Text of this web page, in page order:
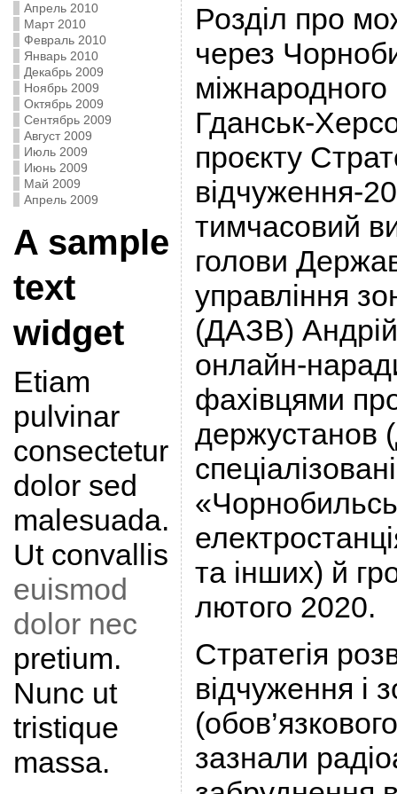
Апрель 2010
Март 2010
Февраль 2010
Январь 2010
Декабрь 2009
Ноябрь 2009
Октябрь 2009
Сентябрь 2009
Август 2009
Июль 2009
Июнь 2009
Май 2009
Апрель 2009
A sample
text
widget
Etiam
pulvinar
consectetur
dolor sed
malesuada.
Ut convallis
euismod
dolor nec
pretium.
Nunc ut
tristique
massa.
Розділ про
через
Гданськ-
проєкту
відчуження-
тимчасовий
голови
управління
(ДАЗВ)
онлайн-
фахівцями
держустанов
та інших) й
лютого 2020.
Стратегія
відчуження і
зазнали